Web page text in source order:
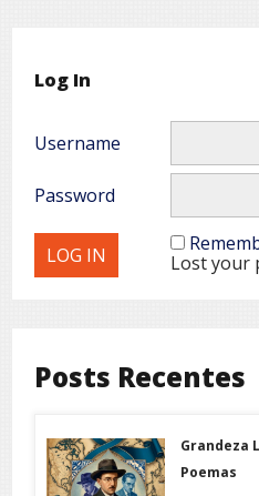
Log In
Username
Password
Lost your
Posts Recentes
Grandeza
Poemas